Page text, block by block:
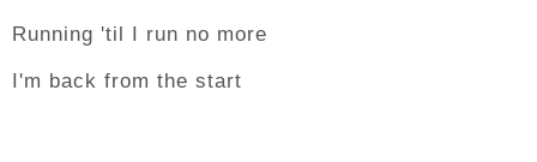
Running 'til I run no more
I'm back from the start